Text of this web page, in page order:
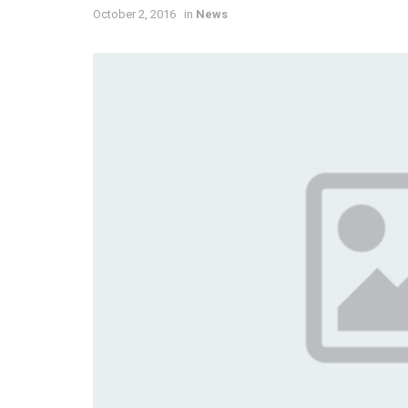
October 2, 2016 in News